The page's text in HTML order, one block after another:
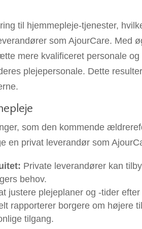
til hjemmepleje-tjenester,
som AjourCare. Med
mere kvalificeret personale og
plejepersonale. Dette
som den kommende
en privat leverandør som
Private leverandører kan
behov.
justere plejeplaner og -tider
rapporterer borgere om højere
tilgang.